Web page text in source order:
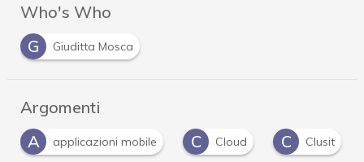
Who's Who
G
Giuditta Mosca
Argomenti
A
applicazioni mobile C Cloud C Clusit